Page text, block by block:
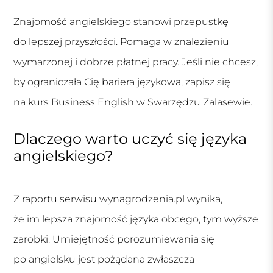
Znajomość angielskiego stanowi przepustkę
do lepszej przyszłości. Pomaga w znalezieniu
wymarzonej i dobrze płatnej pracy. Jeśli nie chcesz,
by ograniczała Cię bariera językowa, zapisz się
na kurs Business English w Swarzędzu Zalasewie.
Dlaczego warto uczyć się języka
angielskiego?
Z raportu serwisu wynagrodzenia.pl wynika,
że im lepsza znajomość języka obcego, tym wyższe
zarobki. Umiejętność porozumiewania się
po angielsku jest pożądana zwłaszcza